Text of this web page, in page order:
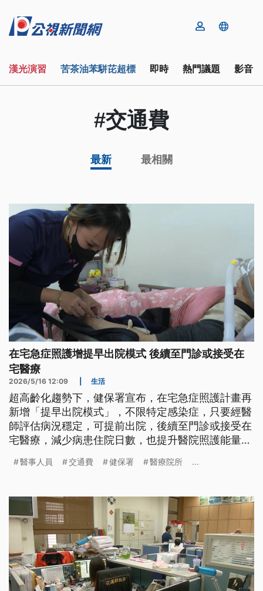
漢光演習 苦茶油苯駢芘超標 即時 熱門議題 影音
#交通費
最新 最相關
在宅急症照護增提早出院模式 後續至門診或接受在
宅醫療
2026/5/16 12:09 生活
超高齡化趨勢下，健保署宣布，在宅急症照護計畫再
新增「提早出院模式」，不限特定感染症，只要經醫
師評估病況穩定，可提前出院，後續至門診或接受在
宅醫療，減少病患住院日數，也提升醫院照護能量，
醫事人員 交通費 健保署 醫療院所 ...